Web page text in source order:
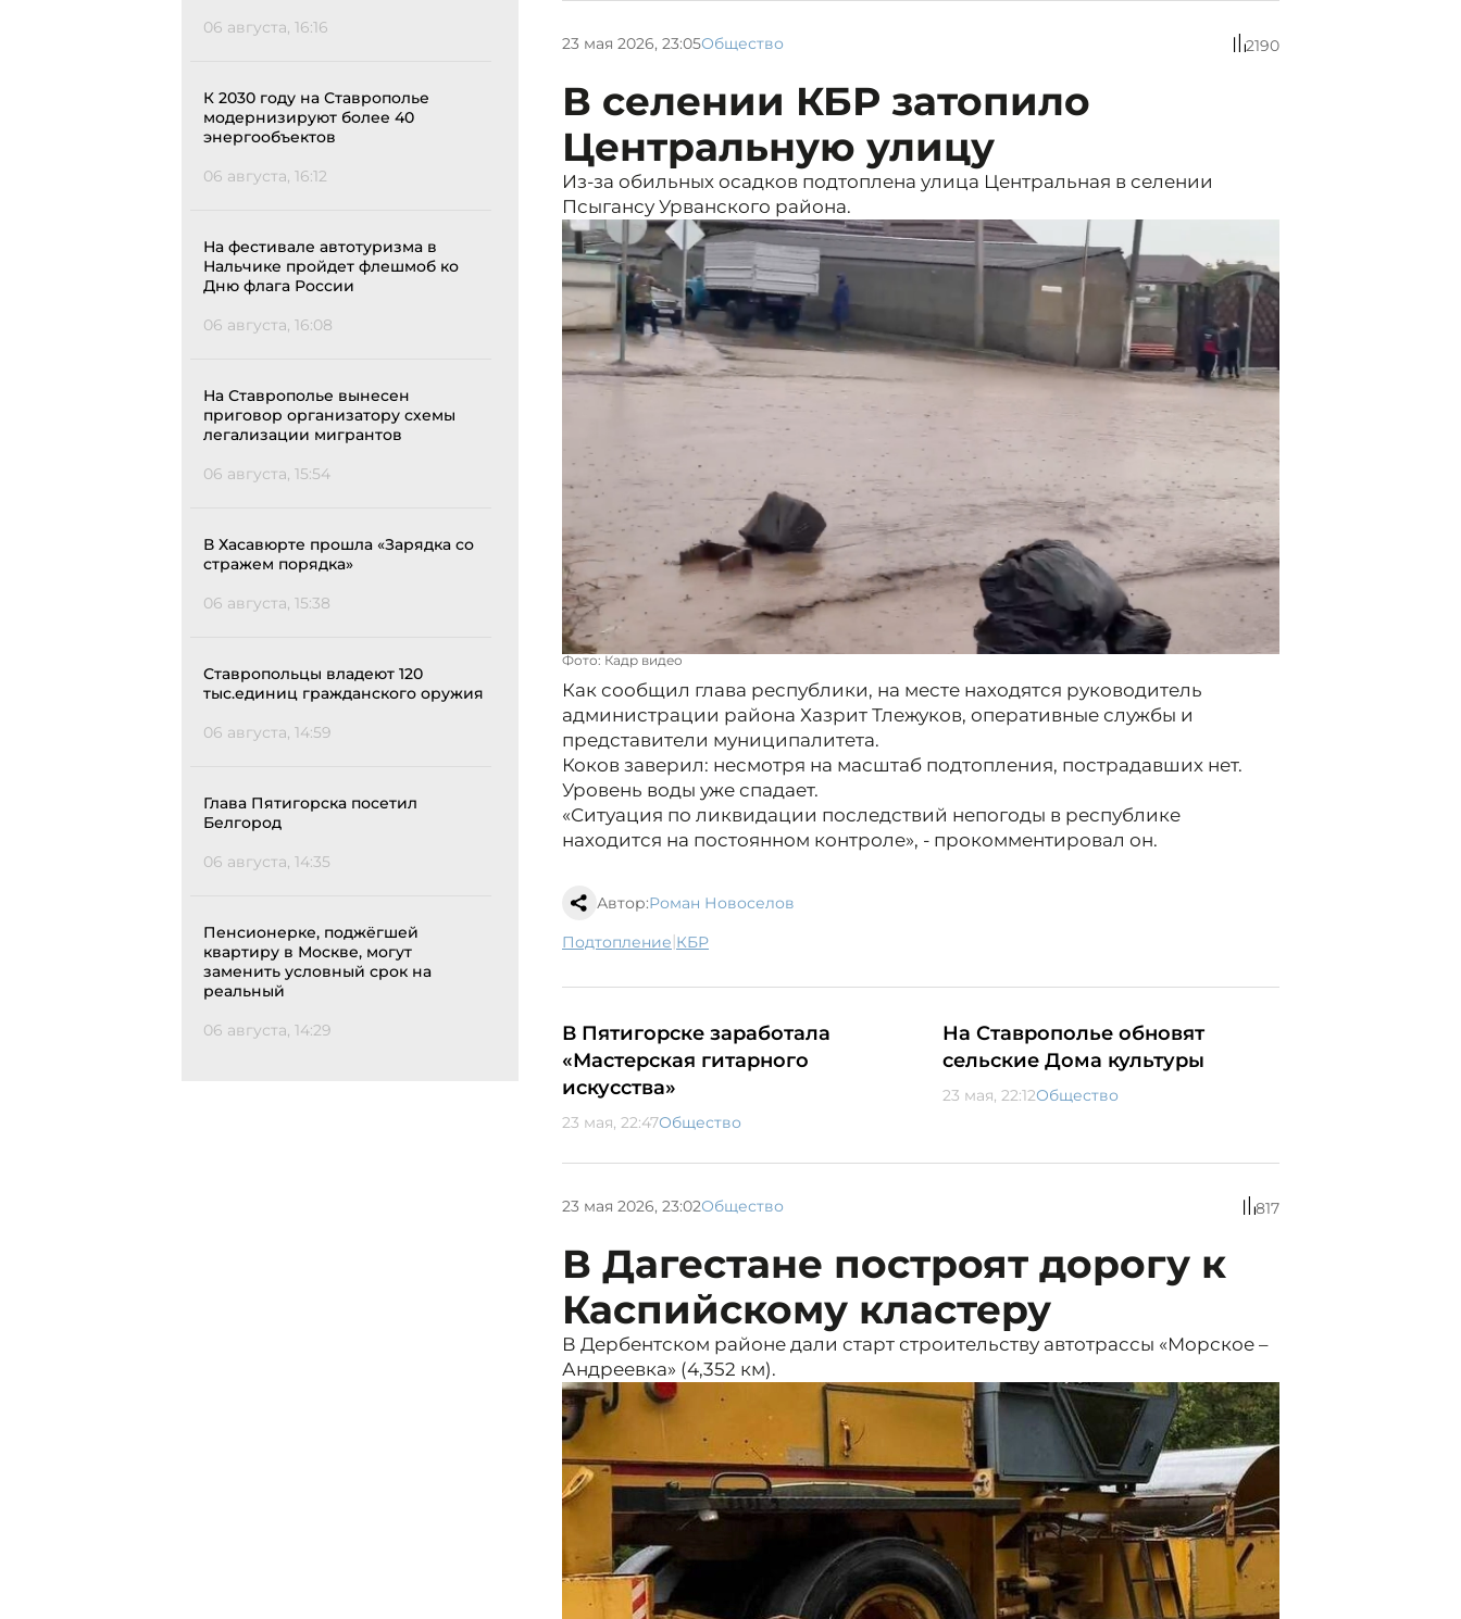
06 августа, 16:16
К 2030 году на Ставрополье
модернизируют более 40
энергообъектов
06 августа, 16:12
На фестивале автотуризма в
Нальчике пройдет флешмоб ко
Дню флага России
06 августа, 16:08
На Ставрополье вынесен
приговор организатору схемы
легализации мигрантов
06 августа, 15:54
В Хасавюрте прошла «Зарядка со
стражем порядка»
06 августа, 15:38
Ставропольцы владеют 120
тыс.единиц гражданского оружия
06 августа, 14:59
Глава Пятигорска посетил
Белгород
06 августа, 14:35
Пенсионерке, поджёгшей
квартиру в Москве, могут
заменить условный срок на
реальный
06 августа, 14:29
23 мая 2026, 23:05Общество 2190
В селении КБР затопило
Центральную улицу
Из-за обильных осадков подтоплена улица Центральная в селении
Псыгансу Урванского района.
Фото: Кадр видео
Как сообщил глава республики, на месте находятся руководитель
администрации района Хазрит Тлежуков, оперативные службы и
представители муниципалитета.
Коков заверил: несмотря на масштаб подтопления, пострадавших нет.
Уровень воды уже спадает.
«Ситуация по ликвидации последствий непогоды в республике
находится на постоянном контроле», - прокомментировал он.
Автор:Роман Новоселов
подтопление| КБР
В Пятигорске заработала
«Мастерская гитарного
искусства»
23 мая, 22:47Общество
На Ставрополье обновят
сельские Дома культуры
23 мая, 22:12Общество
23 мая 2026, 23:02Общество 817
В Дагестане построят дорогу к
Каспийскому кластеру
В Дербентском районе дали старт строительству автотрассы «Морское –
Андреевка» (4,352 км).